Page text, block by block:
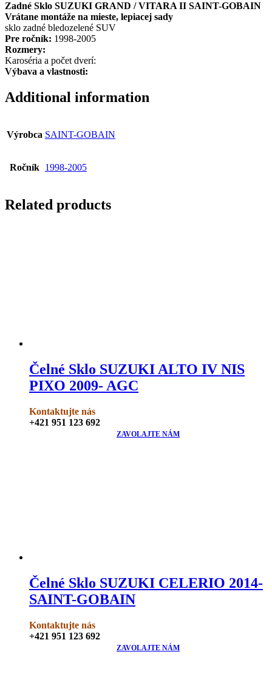
Zadné Sklo SUZUKI GRAND / VITARA II SAINT-GOBAIN
Vrátane montáže na mieste, lepiacej sady
sklo zadné bledozelené SUV
Pre ročník: 1998-2005
Rozmery:
Karoséria a počet dverí:
Výbava a vlastnosti:
Additional information
Výrobca SAINT-GOBAIN
Ročník 1998-2005
Related products
Čelné Sklo SUZUKI ALTO IV NIS
PIXO 2009- AGC
Kontaktujte nás
+421 951 123 692
ZAVOLAJTE NÁM
Čelné Sklo SUZUKI CELERIO 2014-
SAINT-GOBAIN
Kontaktujte nás
+421 951 123 692
ZAVOLAJTE NÁM